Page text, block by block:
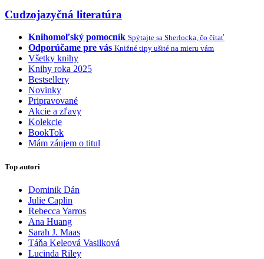
Cudzojazyčná literatúra
Knihomoľský pomocník Spýtajte sa Sherlocka, čo čítať
Odporúčame pre vás Knižné tipy ušité na mieru vám
Všetky knihy
Knihy roka 2025
Bestsellery
Novinky
Pripravované
Akcie a zľavy
Kolekcie
BookTok
Mám záujem o titul
Top autori
Dominik Dán
Julie Caplin
Rebecca Yarros
Ana Huang
Sarah J. Maas
Táňa Keleová Vasilková
Lucinda Riley